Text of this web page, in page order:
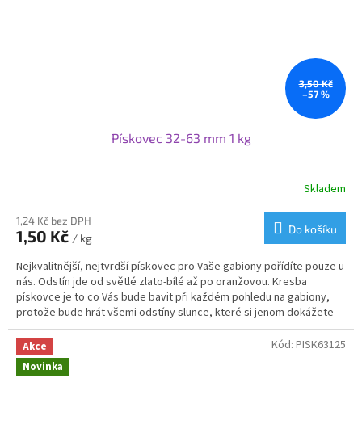
3,50 Kč
–57 %
Pískovec 32-63 mm 1 kg
Skladem
1,24 Kč bez DPH
1,50 Kč / kg
Do košíku
Nejkvalitnější, nejtvrdší pískovec pro Vaše gabiony pořídíte pouze u
nás. Odstín jde od světlé zlato-bílé až po oranžovou. Kresba
pískovce je to co Vás bude bavit při každém pohledu na gabiony,
protože bude hrát všemi odstíny slunce, které si jenom dokážete
představit. Teplo, které vyzařuje Vám zvedne náladu a udělá i ze
všedního dne svátek.
V této frakci se mohou objevit i další exotické druhy kamene,
Akce
Novinka
Kód: PISK63125